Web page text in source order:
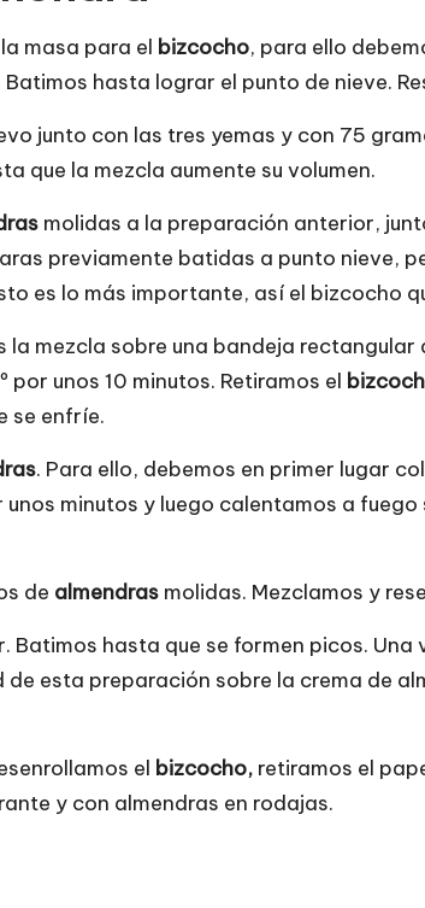
masa para el bizcocho, para ello
hasta lograr el punto de nieve.
junto con las tres yemas y con 75
que la mezcla aumente su volumen.
molidas a la preparación anterior,
previamente batidas a punto nieve,
es lo más importante, así el bizcocho
mezcla sobre una bandeja
unos 10 minutos. Retiramos el
se enfríe.
. Para ello, debemos en primer lugar
minutos y luego calentamos a fuego
de almendras molidas. Mezclamos y
Batimos hasta que se formen picos. Una
esta preparación sobre la crema de
el bizcocho, retiramos el
y con almendras en rodajas.